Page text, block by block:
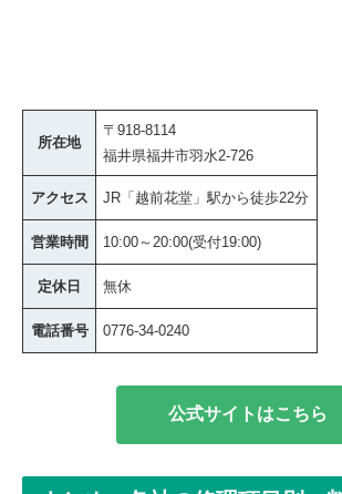
所在地
〒918-8114
福井県福井市羽水2-726
アクセス JR「越前花堂」駅から徒歩22分
営業時間 10:00～20:00(受付19:00)
定休日 無休
電話番号 0776-34-0240
公式サイトはこちら